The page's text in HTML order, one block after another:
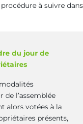
à suivre dans
du jour de
de l’assemblée
alors votées à la
présents,